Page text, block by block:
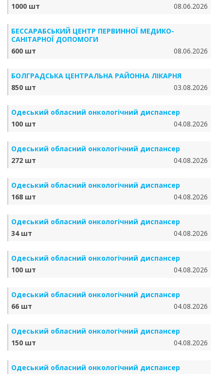
1000 шт
08.06.2026
БЕССАРАБСЬКИЙ ЦЕНТР ПЕРВИННОЇ МЕДИКО-
САНІТАРНОЇ ДОПОМОГИ
600 шт
08.06.2026
БОЛГРАДСЬКА ЦЕНТРАЛЬНА РАЙОННА ЛІКАРНЯ
850 шт
03.08.2026
Одеський обласний онкологічний диспансер
100 шт
04.08.2026
Одеський обласний онкологічний диспансер
272 шт
04.08.2026
Одеський обласний онкологічний диспансер
168 шт
04.08.2026
Одеський обласний онкологічний диспансер
34 шт
04.08.2026
Одеський обласний онкологічний диспансер
100 шт
04.08.2026
Одеський обласний онкологічний диспансер
66 шт
04.08.2026
Одеський обласний онкологічний диспансер
150 шт
04.08.2026
Одеський обласний онкологічний диспансер